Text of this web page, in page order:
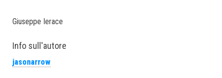
Giuseppe Ierace
Info sull'autore
jasonarrow